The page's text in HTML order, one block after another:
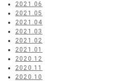
2021.06
2021.05
2021.04
2021.03
2021.02
2021.01
2020.12
2020.11
2020.10